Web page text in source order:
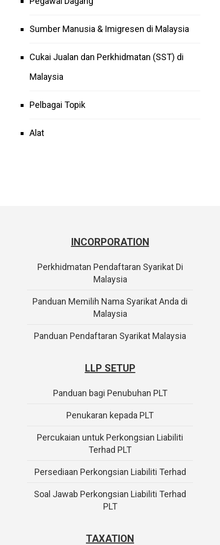
Sumber Manusia & Imigresen di Malaysia
Cukai Jualan dan Perkhidmatan (SST) di
Malaysia
Pelbagai Topik
Alat
INCORPORATION
Perkhidmatan Pendaftaran Syarikat Di
Malaysia
Panduan Memilih Nama Syarikat Anda di
Malaysia
Panduan Pendaftaran Syarikat Malaysia
LLP SETUP
Panduan bagi Penubuhan PLT
Penukaran kepada PLT
Percukaian untuk Perkongsian Liabiliti
Terhad PLT
Persediaan Perkongsian Liabiliti Terhad
Soal Jawab Perkongsian Liabiliti Terhad
PLT
TAXATION